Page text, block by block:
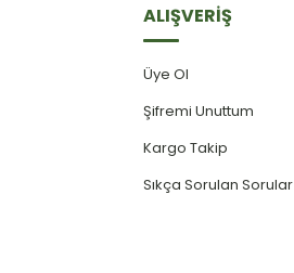
ALIŞVERİŞ
Üye Ol
Şifremi Unuttum
Kargo Takip
Sıkça Sorulan Sorular